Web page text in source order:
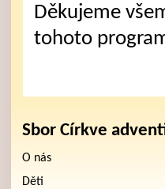
Děkujeme
tohoto
Sbor Církve
O nás
Děti